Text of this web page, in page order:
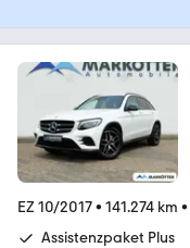
EZ 10/2017• 141.274 km •
Assistenzpaket Plus